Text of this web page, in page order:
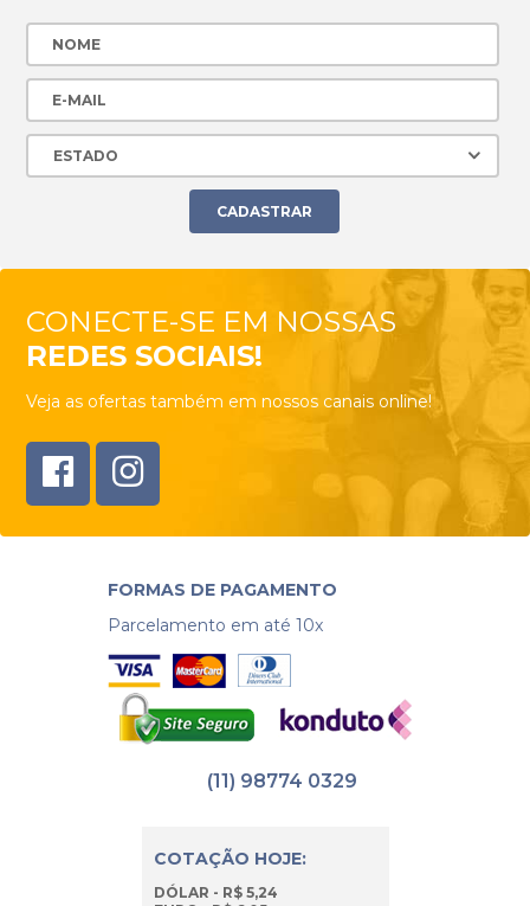
CONECTE-SE EM NOSSAS
REDES SOCIAIS!
Veja as ofertas também em nossos canais online!
FORMAS DE PAGAMENTO
Parcelamento em até 10x
(11) 98774 0329
COTAÇÃO HOJE:
DÓLAR - R$ 5,24